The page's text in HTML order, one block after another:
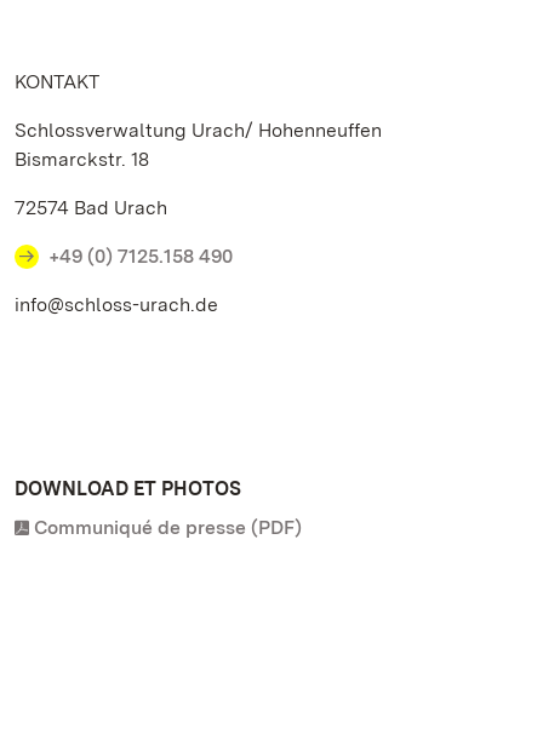
KONTAKT
Schlossverwaltung Urach/ Hohenneuffen
Bismarckstr. 18
72574 Bad Urach
+49 (0) 7125.158 490
info@schloss-urach.de
DOWNLOAD ET PHOTOS
Communiqué de presse (PDF)